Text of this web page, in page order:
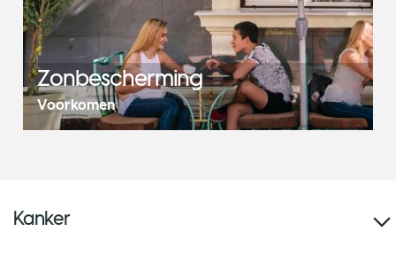
Zonbescherming
Voorkomen
Kanker